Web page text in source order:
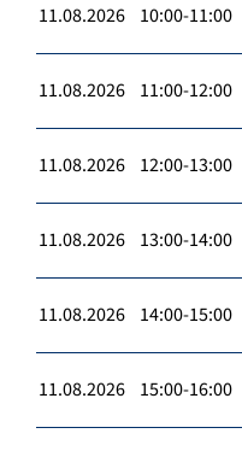
11.08.2026 10:00-11:00
11.08.2026 11:00-12:00
11.08.2026 12:00-13:00
11.08.2026 13:00-14:00
11.08.2026 14:00-15:00
11.08.2026 15:00-16:00